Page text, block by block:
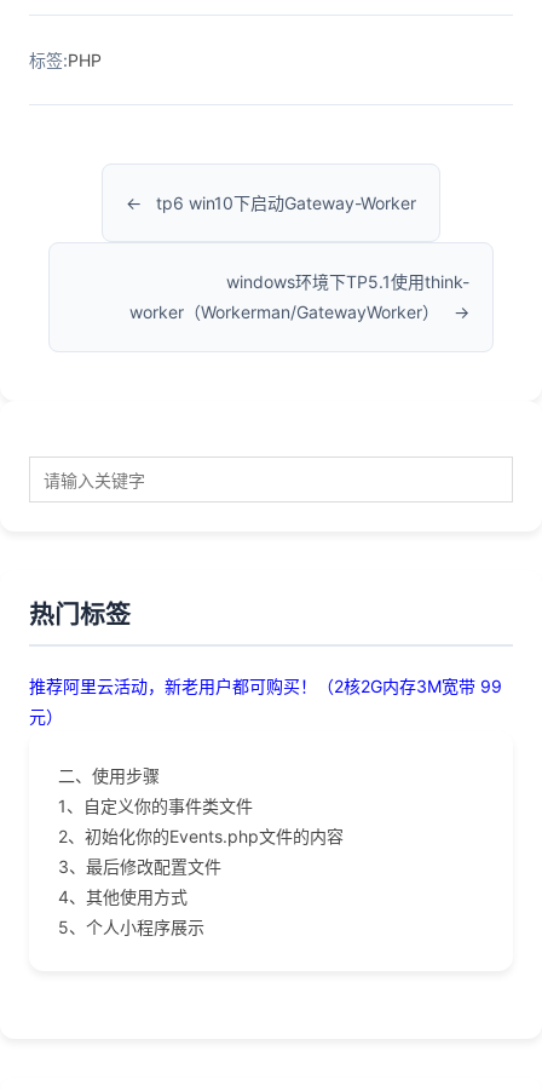
标签:PHP
tp6 win10下启动Gateway-Worker
windows环境下TP5.1使用think-
worker（Workerman/GatewayWorker）
热门标签
推荐阿里云活动，新老用户都可购买！（2核2G内存3M宽带 99
元）
二、使用步骤
1、自定义你的事件类文件
2、初始化你的Events.php文件的内容
3、最后修改配置文件
4、其他使用方式
5、个人小程序展示